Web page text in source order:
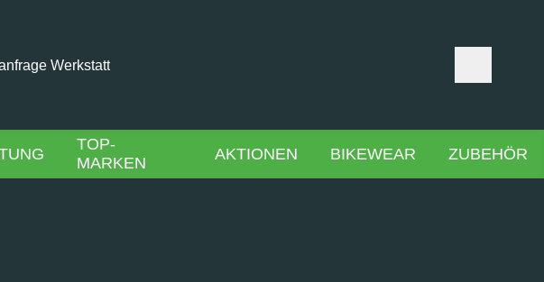
Werkstatt
TOP-
MARKEN
AKTIONEN BIKEWEAR ZUBEHÖR